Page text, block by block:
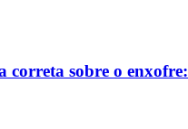
correta sobre o enxofre: